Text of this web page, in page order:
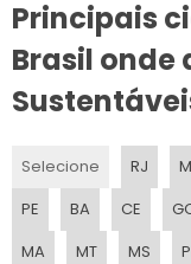
Principais
Brasil onde
Selecione RJ
PE
BA CE
MA
MT MS